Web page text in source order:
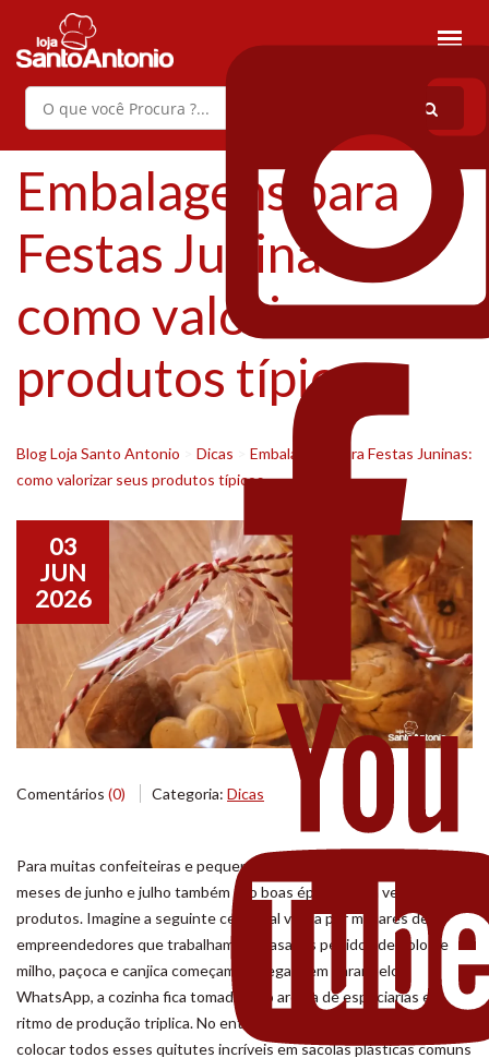
Embalagens para
Festas Juninas:
como valorizar seus
produtos típicos
Blog Loja Santo Antonio Dicas
Embalagens para Festas Juninas:
como valorizar seus produtos típicos
Comentários (0) Categoria: Dicas
Para muitas confeiteiras e pequenos produtores artesanais, os
meses de junho e julho também são boas épocas para vender seus
produtos. Imagine a seguinte cena real vivida por milhares de
empreendedores que trabalham em casa: os pedidos de bolo de
milho, paçoca e canjica começam a chegar sem parar pelo
WhatsApp, a cozinha fica tomada pelo aroma de especiarias e o
ritmo de produção triplica. No entanto, no momento da entrega,
colocar todos esses quitutes incríveis em sacolas plásticas comuns
03
JUN
2026